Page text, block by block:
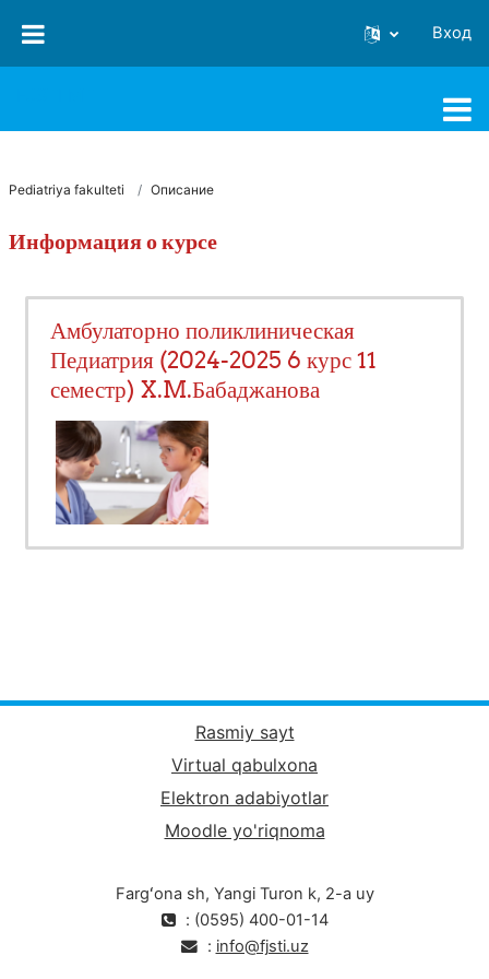
Вход
Pediatriya fakulteti Описание
Информация о курсе
Амбулаторно поликлиническая
Педиатрия (2024-2025 6 курс 11
семестр) X.M.Бабаджанова
Rasmiy sayt
Virtual qabulxona
Elektron adabiyotlar
Moodle yo'riqnoma
Fargʻona sh, Yangi Turon k, 2-a uy
: (0595) 400-01-14
: info@fjsti.uz